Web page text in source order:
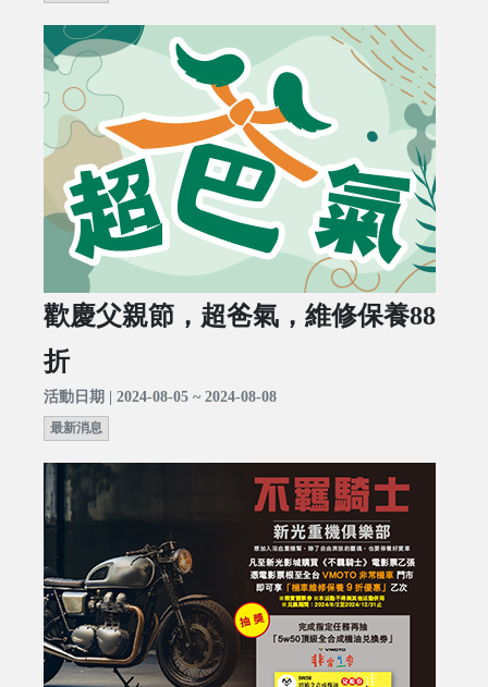
歡慶父親節，超爸氣，維修保養88
折
活動日期 | 2024-08-05 ~ 2024-08-08
最新消息